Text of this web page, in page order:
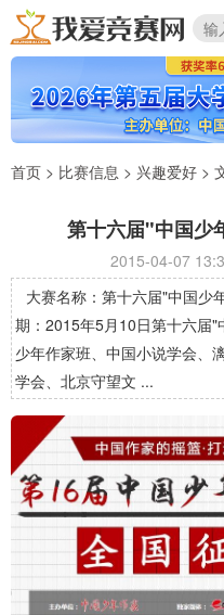
首页 > 比赛信息 > 兴趣爱好 >
第十六届"中国少
2015-04-07
大赛名称：第十六届"中国少
期：2015年5月10日第十六届
少年作家班、中国小说学会、
学会、北京守望文 ...